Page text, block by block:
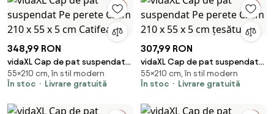
348,99 RON
vidaXL Cap de pat suspendat
Pe perete Crem 210 x 55 x 5 cm
Catifea
55×210 cm, în stil modern
În stoc
Livrare gratuită
307,99 RON
vidaXL Cap de pat suspendat
Pe perete Crem 210 x 55 x 5 cm
țesătură
55×210 cm, în stil modern
În stoc
Livrare gratuită